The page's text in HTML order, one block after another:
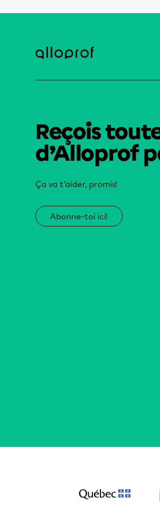
Reçois
d’Alloprof
Ça va t’aider, promis!
Abonne-toi ici!